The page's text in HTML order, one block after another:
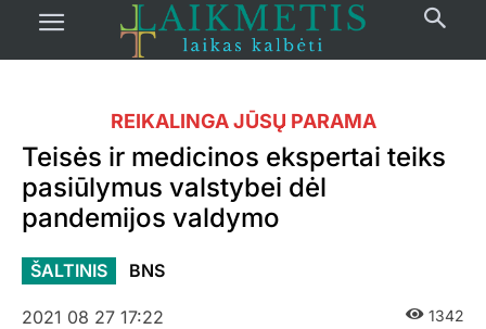
REIKALINGA JŪSŲ PARAMA
Teisės ir medicinos ekspertai teiks
pasiūlymus valstybei dėl
pandemijos valdymo
ŠALTINIS BNS
2021 08 27 17:22 1342